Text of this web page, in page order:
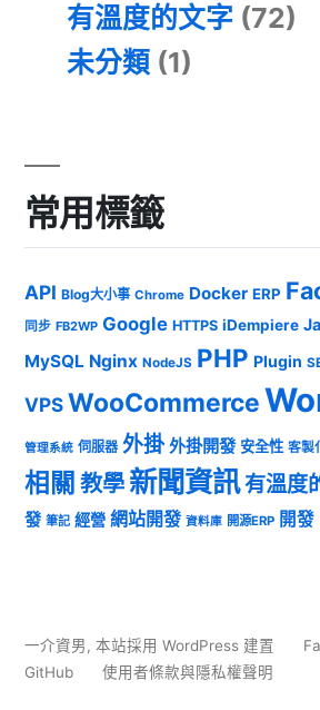
有溫度的文字 (72)
未分類 (1)
常用標籤
API Blog大小事 Chrome Docker ERP
同步 FB2WP Google HTTPS iDempiere
MySQL Nginx NodeJS PHP Plugin
VPSWooCommerce
管理系統 伺服器 外掛 外掛開發 安全性 客製
相關 教學 新聞資訊有溫度
發 筆記 經營 網站開發 資料庫 開源ERP 開發
一介資男, 本站採用 WordPress 建置
GitHub
使用者條款與隱私權聲明